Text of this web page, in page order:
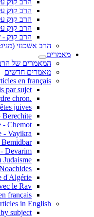
הרב קוק
הרב קוק
הרב קוק
הרב קוק
הרב קוק -
הרב אשכנזי
מאמרים
המאמרים של
מאמרים חדשים
en français
par sujet
.Articles en français - par ordre chron
juives
Berechite
- Chemot
- Vayikra
Bemidbar
- Devarim
Judaisme
d'Algérie
le Rav
français
in English
subject